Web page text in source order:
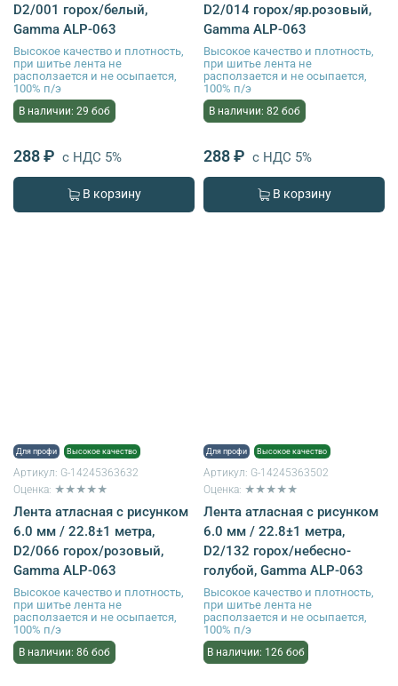
D2/001 горох/белый,
Gamma ALP-063
Высокое качество и плотность,
при шитье лента не
расползается и не осыпается,
100% п/э
В наличии: 29 боб
288 ₽ с НДС 5%
В корзину
D2/014 горох/яр.розовый,
Gamma ALP-063
Высокое качество и плотность,
при шитье лента не
расползается и не осыпается,
100% п/э
В наличии: 82 боб
288 ₽ с НДС 5%
В корзину
Для профи Высокое качество
Артикул: G-14245363632
Оценка: ★★★★★
Лента атласная с рисунком
6.0 мм / 22.8±1 метра,
D2/066 горох/розовый,
Gamma ALP-063
Высокое качество и плотность,
при шитье лента не
расползается и не осыпается,
100% п/э
В наличии: 86 боб
Для профи Высокое качество
Артикул: G-14245363502
Оценка: ★★★★★
Лента атласная с рисунком
6.0 мм / 22.8±1 метра,
D2/132 горох/небесно-
голубой, Gamma ALP-063
Высокое качество и плотность,
при шитье лента не
расползается и не осыпается,
100% п/э
В наличии: 126 боб